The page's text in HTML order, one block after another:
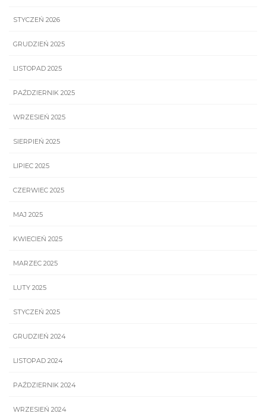
STYCZEŃ 2026
GRUDZIEŃ 2025
LISTOPAD 2025
PAŹDZIERNIK 2025
WRZESIEŃ 2025
SIERPIEŃ 2025
LIPIEC 2025
CZERWIEC 2025
MAJ 2025
KWIECIEŃ 2025
MARZEC 2025
LUTY 2025
STYCZEŃ 2025
GRUDZIEŃ 2024
LISTOPAD 2024
PAŹDZIERNIK 2024
WRZESIEŃ 2024